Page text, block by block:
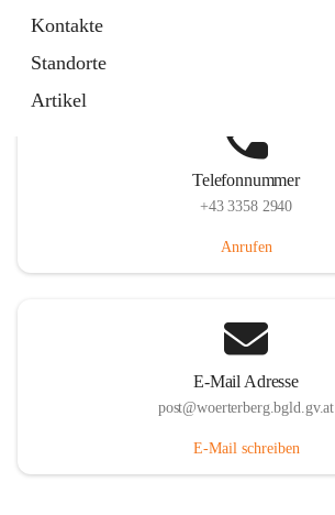
Kontakte
Standorte
Artikel
Telefonnummer
+43 3358 2940
Anrufen
E-Mail Adresse
post@woerterberg.bgld.gv.at
E-Mail schreiben